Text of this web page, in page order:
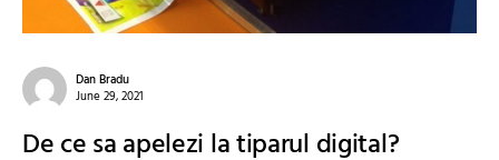
Dan Bradu
June 29, 2021
De ce sa apelezi la tiparul digital?